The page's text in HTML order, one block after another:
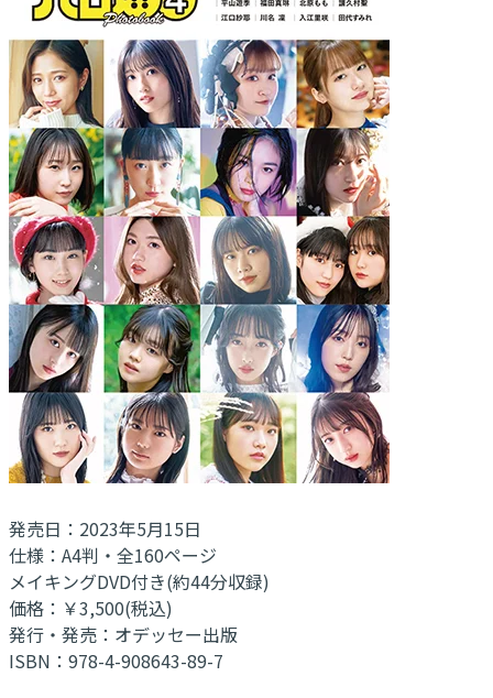
発売日：2023年5月15日
仕様：A4判・全160ページ
メイキングDVD付き(約44分収録)
価格：￥3,500(税込)
発行・発売：オデッセー出版
ISBN：978-4-908643-89-7